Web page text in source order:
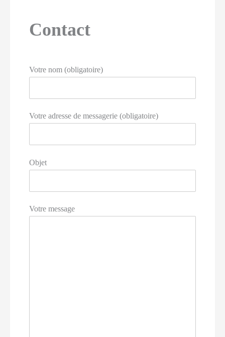
Contact
Votre nom (obligatoire)
Votre adresse de messagerie (obligatoire)
Objet
Votre message